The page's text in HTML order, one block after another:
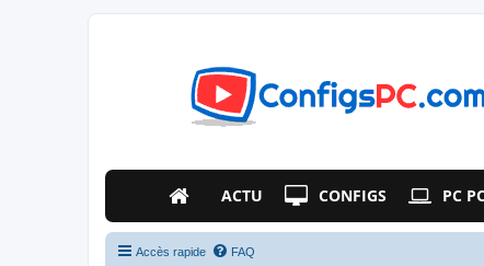
ACTU CONFIGS PC
Accès rapide FAQ